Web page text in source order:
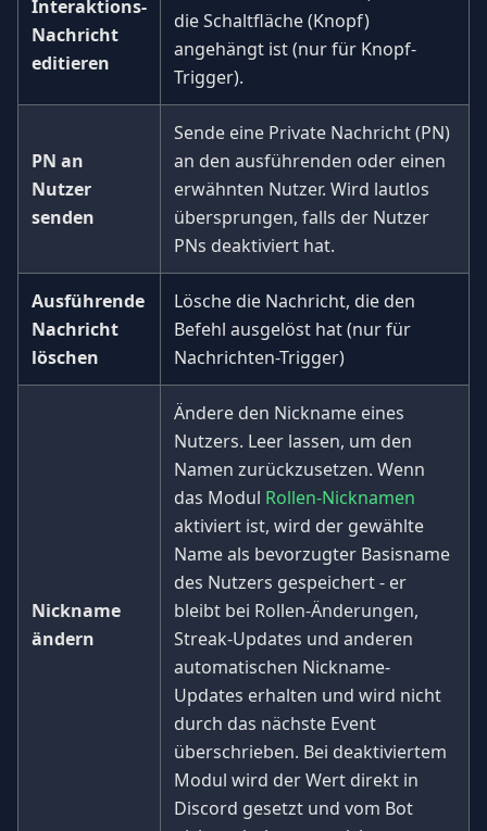
Interaktions-
Nachricht
editieren
die Schaltfläche (Knopf)
angehängt ist (nur für Knopf-
Trigger).
PN an
Nutzer
senden
Sende eine Private Nachricht (PN)
an den ausführenden oder einen
erwähnten Nutzer. Wird lautlos
übersprungen, falls der Nutzer
PNs deaktiviert hat.
Ausführende
Nachricht
löschen
Lösche die Nachricht, die den
Befehl ausgelöst hat (nur für
Nachrichten-Trigger)
Nickname
ändern
Ändere den Nickname eines
Nutzers. Leer lassen, um den
Namen zurückzusetzen. Wenn
das Modul Rollen-Nicknamen
aktiviert ist, wird der gewählte
Name als bevorzugter Basisname
des Nutzers gespeichert - er
bleibt bei Rollen-Änderungen,
Streak-Updates und anderen
automatischen Nickname-
Updates erhalten und wird nicht
durch das nächste Event
überschrieben. Bei deaktiviertem
Modul wird der Wert direkt in
Discord gesetzt und vom Bot